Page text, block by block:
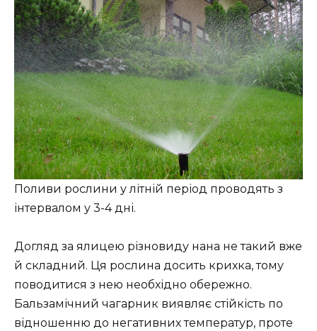
Поливи рослини у літній період проводять з
інтервалом у 3-4 дні.
Догляд за ялицею різновиду нана не такий вже
й складний. Ця рослина досить крихка, тому
поводитися з нею необхідно обережно.
Бальзамічний чагарник виявляє стійкість по
відношенню до негативних температур, проте